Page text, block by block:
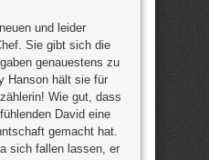
und leider
Sie gibt sich die
genauestens zu
Hanson hält sie für
Wie gut, dass
David eine
gemacht hat.
sich fallen lassen, er